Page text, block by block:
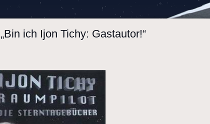
„Bin ich Ijon Tichy: Gastautor!“